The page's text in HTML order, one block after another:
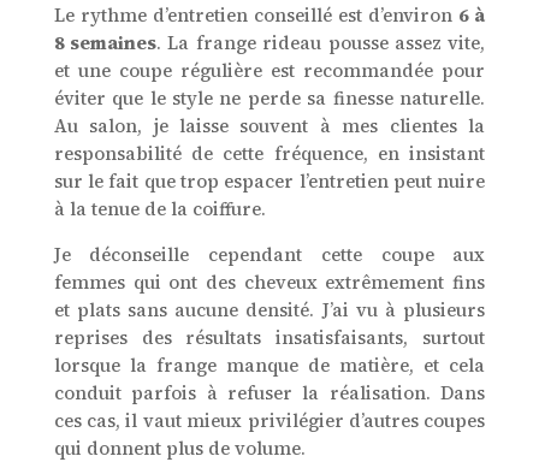
Le rythme d’entretien conseillé est d’environ 6 à
8 semaines. La frange rideau pousse assez vite,
et une coupe régulière est recommandée pour
éviter que le style ne perde sa finesse naturelle.
Au salon, je laisse souvent à mes clientes la
responsabilité de cette fréquence, en insistant
sur le fait que trop espacer l’entretien peut nuire
à la tenue de la coiffure.
Je déconseille cependant cette coupe aux
femmes qui ont des cheveux extrêmement fins
et plats sans aucune densité. J’ai vu à plusieurs
reprises des résultats insatisfaisants, surtout
lorsque la frange manque de matière, et cela
conduit parfois à refuser la réalisation. Dans
ces cas, il vaut mieux privilégier d’autres coupes
qui donnent plus de volume.